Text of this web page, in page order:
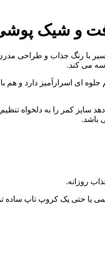
و شیک
با رنگ جذاب و طراحی مدرن
می کند.
ای اسرارآمیز دارد و هم
کمر را به دلخواه
روزانه.